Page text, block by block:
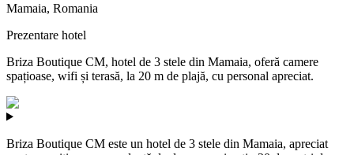
Mamaia, Romania
Prezentare hotel
Briza Boutique CM, hotel de 3 stele din Mamaia, oferă camere
spațioase, wifi și terasă, la 20 m de plajă, cu personal apreciat.
Briza Boutique CM este un hotel de 3 stele din Mamaia, apreciat